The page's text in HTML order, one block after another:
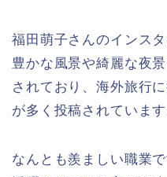
福田萌子さんのインス
豊かな風景や綺麗な夜
されており、海外旅行
が多く投稿されています
なんとも羨ましい職業